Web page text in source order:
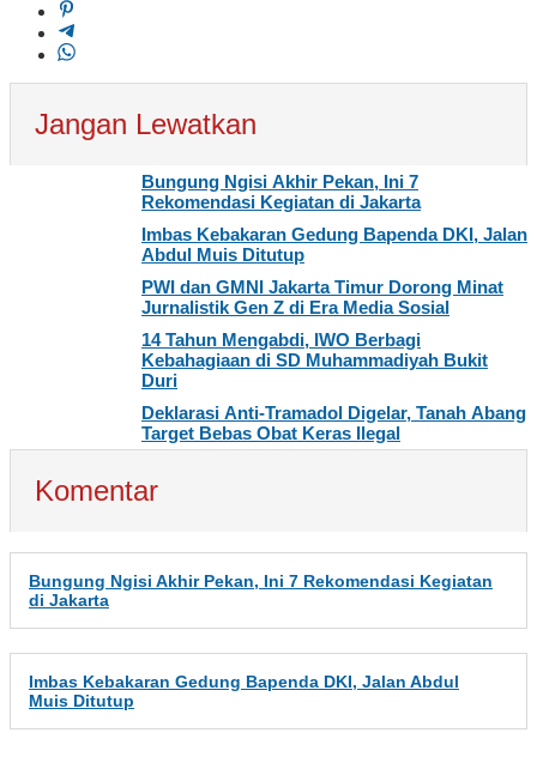
Jangan Lewatkan
Bungung Ngisi Akhir Pekan, Ini 7
Rekomendasi Kegiatan di Jakarta
Imbas Kebakaran Gedung Bapenda DKI, Jalan
Abdul Muis Ditutup
PWI dan GMNI Jakarta Timur Dorong Minat
Jurnalistik Gen Z di Era Media Sosial
14 Tahun Mengabdi, IWO Berbagi
Kebahagiaan di SD Muhammadiyah Bukit
Duri
Deklarasi Anti-Tramadol Digelar, Tanah Abang
Target Bebas Obat Keras Ilegal
Komentar
Bungung Ngisi Akhir Pekan, Ini 7 Rekomendasi Kegiatan
di Jakarta
Imbas Kebakaran Gedung Bapenda DKI, Jalan Abdul
Muis Ditutup